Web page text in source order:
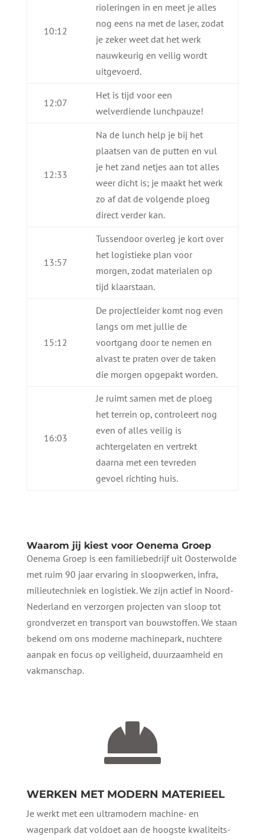
10:12
rioleringen in en meet je alles
nog eens na met de laser, zodat
je zeker weet dat het werk
nauwkeurig en veilig wordt
uitgevoerd.
12:07
Het is tijd voor een
welverdiende lunchpauze!
12:33
Na de lunch help je bij het
plaatsen van de putten en vul
je het zand netjes aan tot alles
weer dicht is; je maakt het werk
zo af dat de volgende ploeg
direct verder kan.
13:57
Tussendoor overleg je kort over
het logistieke plan voor
morgen, zodat materialen op
tijd klaarstaan.
15:12
De projectleider komt nog even
langs om met jullie de
voortgang door te nemen en
alvast te praten over de taken
die morgen opgepakt worden.
16:03
Je ruimt samen met de ploeg
het terrein op, controleert nog
even of alles veilig is
achtergelaten en vertrekt
daarna met een tevreden
gevoel richting huis.
Waarom jij kiest voor Oenema Groep
Oenema Groep is een familiebedrijf uit Oosterwolde
met ruim 90 jaar ervaring in sloopwerken, infra,
milieutechniek en logistiek. We zijn actief in Noord-
Nederland en verzorgen projecten van sloop tot
grondverzet en transport van bouwstoffen. We staan
bekend om ons moderne machinepark, nuchtere
aanpak en focus op veiligheid, duurzaamheid en
vakmanschap.

WERKEN MET MODERN MATERIEEL
Je werkt met een ultramodern machine- en
wagenpark dat voldoet aan de hoogste kwaliteits-